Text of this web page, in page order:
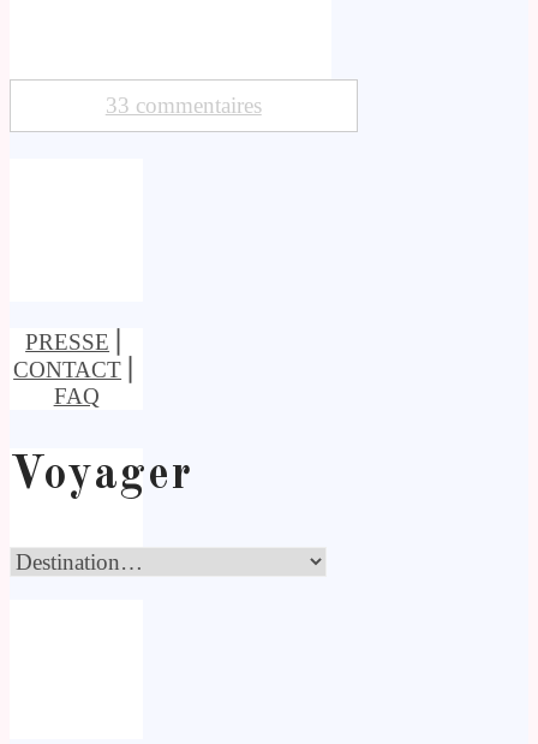
33 commentaires
PRESSE
CONTACT
FAQ
Voyager